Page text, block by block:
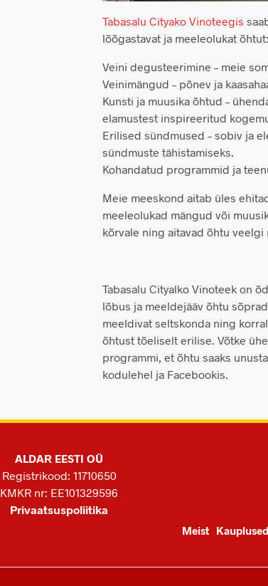
Tabasalu Cityako Vinoteegis
lõõgastavat ja meeleolukat õhtut:
Veini degusteerimine – meie
Veinimängud – põnev ja
Kunsti ja muusika õhtud –
elamustest inspireeritud
Erilised sündmused – sobiv ja
sündmuste tähistamiseks.
Kohandatud programmid ja
Meie meeskond aitab üles
meeleolukad mängud või
kõrvale ning aitavad õhtu veelgi
Tabasalu Cityalko Vinoteek on
lõbus ja meeldejääv õhtu
meeldivat seltskonda ning
õhtust tõeliselt erilise. Võtke
programmi, et õhtu saaks
kodulehel ja Facebookis.
ALDAR EESTI OÜ
Registrikood: 11710650
KMKR nr: EE101329596
Privaatsuspoliitika
Meist Kauplused